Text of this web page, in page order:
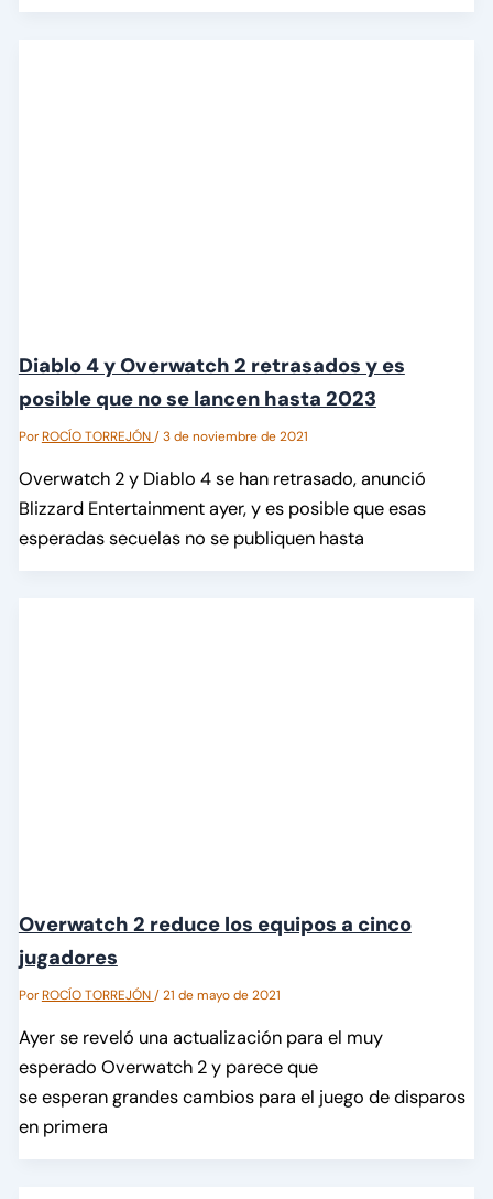
Diablo 4 y Overwatch 2 retrasados y es
posible que no se lancen hasta 2023
PorROCÍO TORREJÓN/3 de noviembre de 2021
Overwatch 2 y Diablo 4 se han retrasado, anunció
Blizzard Entertainment ayer, y es posible que esas
esperadas secuelas no se publiquen hasta
Overwatch 2 reduce los equipos a cinco
jugadores
PorROCÍO TORREJÓN/21 de mayo de 2021
Ayer se reveló una actualización para el muy
esperado Overwatch 2 y parece que
se esperan grandes cambios para el juego de disparos
en primera